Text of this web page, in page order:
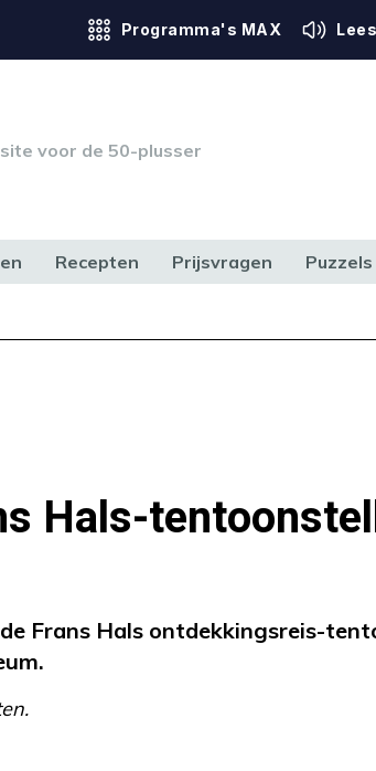
Programma's MAX
voor de 50-plusser
Recepten Prijsvragen Puzzels
niet
blijft voordoen,
Hals-
Frans Hals ontdekkingsreis-